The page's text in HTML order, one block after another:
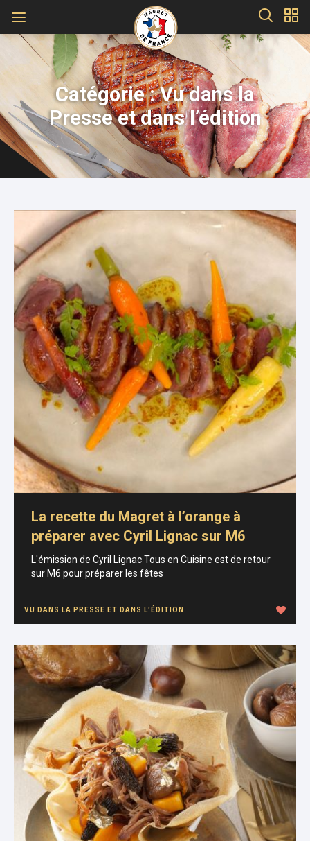
Catégorie : Vu dans la
Presse et dans l’édition
La recette du Magret à l’orange à
préparer avec Cyril Lignac sur M6
L'émission de Cyril Lignac Tous en Cuisine est de retour
sur M6 pour préparer les fêtes
VU DANS LA PRESSE ET DANS L'ÉDITION